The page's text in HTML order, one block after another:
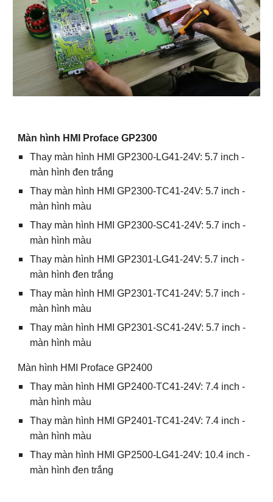
Màn hình HMI Proface GP2300
Thay màn hình HMI GP2300-LG41-24V: 5.7 inch -
màn hình đen trắng
Thay màn hình HMI GP2300-TC41-24V: 5.7 inch -
màn hình màu
Thay màn hình HMI GP2300-SC41-24V: 5.7 inch -
màn hình màu
Thay màn hình HMI GP2301-LG41-24V: 5.7 inch -
màn hình đen trắng
Thay màn hình HMI GP2301-TC41-24V: 5.7 inch -
màn hình màu
Thay màn hình HMI GP2301-SC41-24V: 5.7 inch -
màn hình màu
Màn hình HMI Proface GP2400
Thay màn hình HMI GP2400-TC41-24V: 7.4 inch -
màn hình màu
Thay màn hình HMI GP2401-TC41-24V: 7.4 inch -
màn hình màu
Thay màn hình HMI GP2500-LG41-24V: 10.4 inch -
màn hình đen trắng